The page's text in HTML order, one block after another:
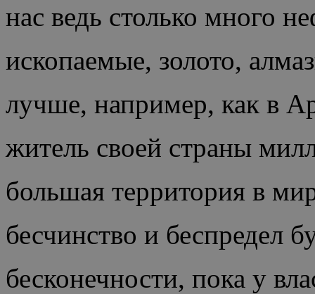
нас ведь столько много
ископаемые, золото,
лучше, например, как в
житель своей страны
большая территория в
бесчинство и беспредел
бесконечности, пока у